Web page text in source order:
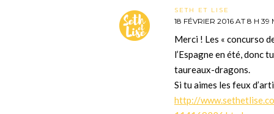
SETH ET LISE
18 FÉVRIER 2016 AT 8 H 39
Merci ! Les « concurso
l’Espagne en été, donc
taureaux-dragons.
Si tu aimes les feux
http://